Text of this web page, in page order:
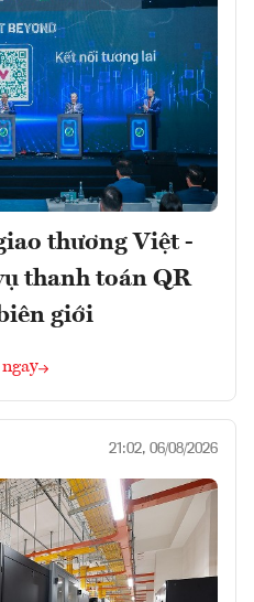
thương Việt -
thanh toán QR
giới
21:02, 06/08/2026